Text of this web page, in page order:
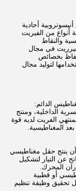
أحادية
أنواع من الفيريت
والنقاط
في مجال
بخصائص
لتوليد مجال
الدائم:
الداخلية، ومنتج
الفريت لديه قوة
ينتج حقل مغناطيسي
عن التيار لتشكيل
المحرك.
أو قطبية
وظيفة تنظيم